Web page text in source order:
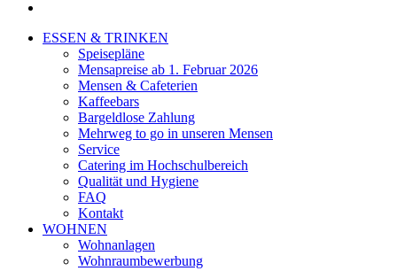
ESSEN & TRINKEN
Speisepläne
Mensapreise ab 1. Februar 2026
Mensen & Cafeterien
Kaffeebars
Bargeldlose Zahlung
Mehrweg to go in unseren Mensen
Service
Catering im Hochschulbereich
Qualität und Hygiene
FAQ
Kontakt
WOHNEN
Wohnanlagen
Wohnraumbewerbung